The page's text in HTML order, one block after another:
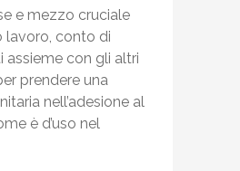
e mezzo cruciale
lavoro, conto di
assieme con gli altri
prendere una
nell’adesione al
è d’uso nel